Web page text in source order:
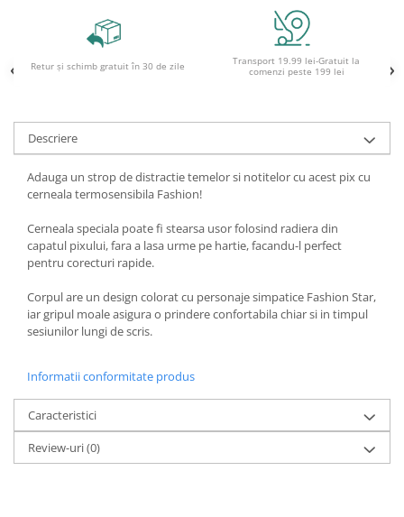
Ghiozdane pentru grădinită
Trollere pentru copii
Penare
Penare tip etui
Acuarele școlare și Tempera
Pahare și palete pictură
Retur și schimb gratuit în 30 de zile
Transport 19.99 lei-Gratuit la
comenzi peste 199 lei
Descriere
Adauga un strop de distractie temelor si notitelor cu acest pix cu
cerneala termosensibila Fashion!
Cerneala speciala poate fi stearsa usor folosind radiera din
capatul pixului, fara a lasa urme pe hartie, facandu-l perfect
pentru corecturi rapide.
Corpul are un design colorat cu personaje simpatice Fashion Star,
iar gripul moale asigura o prindere confortabila chiar si in timpul
sesiunilor lungi de scris.
Informatii conformitate produs
Caracteristici
Review-uri(0)